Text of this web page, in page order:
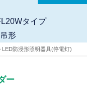
ェーン吊形
・トンネル・防犯用照明 > LED防浸形照明器具 > LED防浸形照明器具(停電灯)
ー